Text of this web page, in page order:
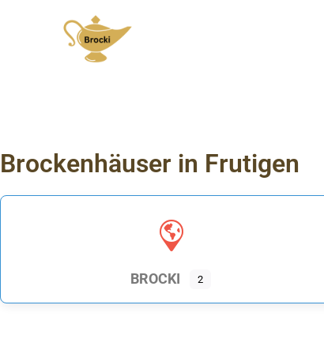
Brockenhäuser in Frutigen
BROCKI 2